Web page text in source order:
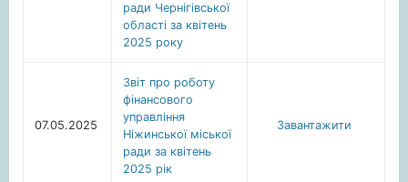
ради Чернігівської
області за квітень
2025 року
07.05.2025
Звіт про роботу
фінансового
управління
Ніжинської міської
ради за квітень
2025 рік
Завантажити